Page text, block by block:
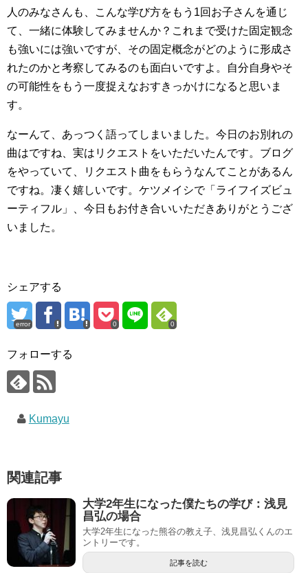
人のみなさんも、こんな学び方をもう1回お子さんを通じ
て、一緒に体験してみませんか？これまで受けた固定観念
も強いには強いですが、その固定概念がどのように形成さ
れたのかと考察してみるのも面白いですよ。自分自身やそ
の可能性をもう一度捉えなおすきっかけになると思いま
す。
なーんて、あっつく語ってしまいました。今日のお別れの
曲はですね、実はリクエストをいただいたんです。ブログ
をやっていて、リクエスト曲をもらうなんてことがあるん
ですね。凄く嬉しいです。ケツメイシで「ライフイズビュ
ーティフル」、今日もお付き合いいただきありがとうござ
いました。
シェアする
error 0 0
フォローする
Kumayu
関連記事
大学2年生になった僕たちの学び：浅見
昌弘の場合
大学2年生になった熊谷の教え子、浅見昌弘くんのエ
ントリーです。
記事を読む